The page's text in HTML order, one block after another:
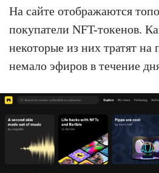
На сайте отображаются
покупатели NFT-токенов.
некоторые из них тратят на
немало эфиров в течение